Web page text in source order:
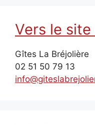
Vers le
Gîtes La Bréjolière
02 51 50 79 13